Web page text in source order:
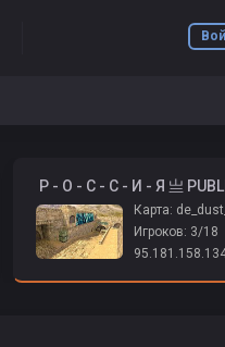
Р - О - С - С - И - Я 亗
Карта:
Игроков: 3/18